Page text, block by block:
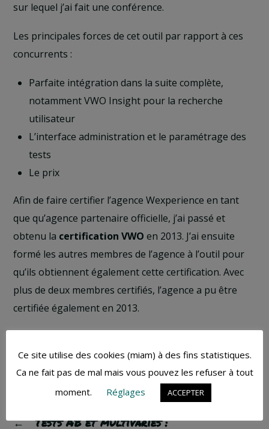
sur lequel j’ai fait une conférence.
Les principales forces de cet outil par rapport à ces
concurrents :
Parfaite intégration dans la suite complète,
notamment VWO Insight pour la recherche
utilisateur
L’interface administration et le paramétrage des
tests
Le prix
Afin de faire certifier l’agence Wexperience en tant
que qu’agence partenaire officielle, j’ai passé et
obtenu la certification VWO en 2013. J’ai ensuite
formé les autres membres de l’agence à l’outil pour
qu’ils obtiennent également cette certification. Avec
plus de deux membres certifiés, l’agence a pu être
certifiée également en 2013.
← Tests AB et multivariés :
Ce site utilise des cookies (miam) à des fins statistiques.
Ca ne fait pas de mal mais vous pouvez les refuser à tout
moment.
Réglages ACCEPTER